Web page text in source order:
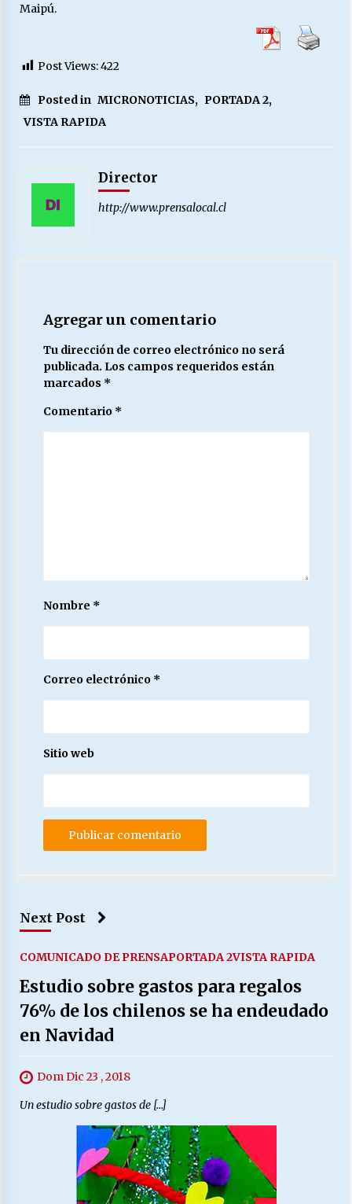
Maipú.
Post Views:422
Posted in MICRONOTICIAS, PORTADA 2,
VISTA RAPIDA
Director
http://www.prensalocal.cl
Agregar un comentario
Tu dirección de correo electrónico no será
publicada. Los campos requeridos están
marcados *
Comentario *
Nombre *
Correo electrónico *
Sitio web
Next Post
COMUNICADO DE PRENSAPORTADA 2VISTA RAPIDA
Estudio sobre gastos para regalos
76% de los chilenos se ha endeudado
en Navidad
Dom Dic 23 , 2018
Un estudio sobre gastos de […]